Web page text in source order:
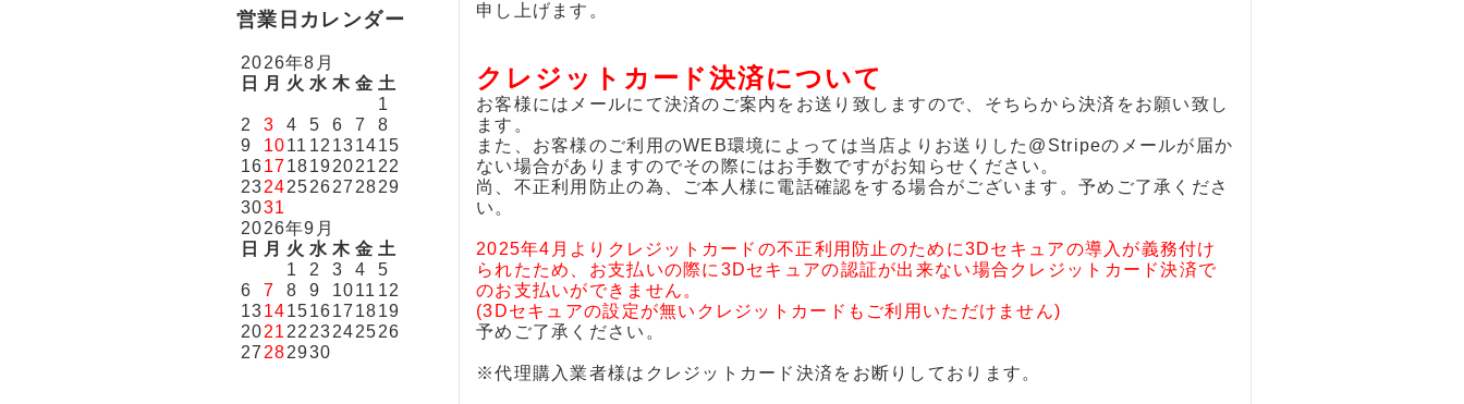
営業日カレンダー
2026年8月
日
月 火 水 木 金 土
1
2
3 4 5 6 7
8
9
1011 12 131415
161718192021 22
2324252627 2829
3031
2026年9月
日
月 火 水 木 金 土
1
2 3 4
5
6
7 8 9 1011 12
1314151617 1819
2021 22 23242526
27 282930
申し上げます。
クレジットカード決済について
お客様にはメールにて決済のご案内をお送り致しますので、そちらから決済をお願い致し
ます。
また、お客様のご利用のWEB環境によっては当店よりお送りした@Stripeのメールが届か
ない場合がありますのでその際にはお手数ですがお知らせください。
尚、不正利用防止の為、ご本人様に電話確認をする場合がございます。予めご了承くださ
い。
2025年4月よりクレジットカードの不正利用防止のために3Dセキュアの導入が義務付け
られたため、お支払いの際に3Dセキュアの認証が出来ない場合クレジットカード決済で
のお支払いができません。
(3Dセキュアの設定が無いクレジットカードもご利用いただけません)
予めご了承ください。
※代理購入業者様はクレジットカード決済をお断りしております。